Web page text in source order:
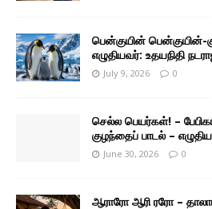
பென்குயின் பென்குயின்-
எழுதியவர்: உதயநிதி
July 9, 2026 0
செல்ல பெயர்கள்! –
குழந்தைப் பாடல் –
June 30, 2026 0
ஆராரோ ஆரி ரரோ –